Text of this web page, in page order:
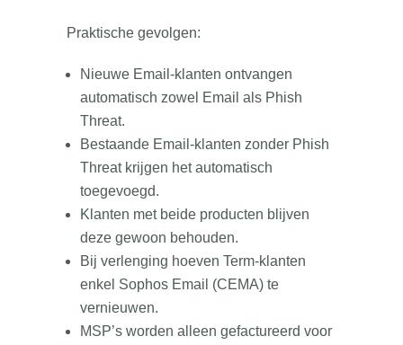
Praktische gevolgen:
Nieuwe Email-klanten ontvangen
automatisch zowel Email als Phish
Threat.
Bestaande Email-klanten zonder Phish
Threat krijgen het automatisch
toegevoegd.
Klanten met beide producten blijven
deze gewoon behouden.
Bij verlenging hoeven Term-klanten
enkel Sophos Email (CEMA) te
vernieuwen.
MSP’s worden alleen gefactureerd voor